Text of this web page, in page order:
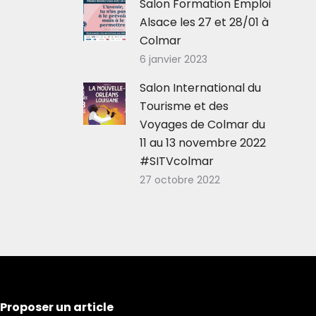
Salon Formation Emploi
Alsace les 27 et 28/01 à
Colmar
6 janvier 2023
Salon International du
Tourisme et des
Voyages de Colmar du
11 au 13 novembre 2022
#SITVcolmar
27 octobre 2022
Proposer un article